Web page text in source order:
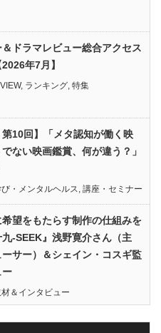
ドラマレビュー総合アクセス
年7月】
, ランキング 特集
第10回】「メタ認知が働く映
ない映画鑑賞、何が違う？」
・メンタルヘルス 講座・セミナー
希望をもたらす制作の仕組みを
-SEEK』浅野寛介さん（主
サー）＆シェイン・コスギ監
ー
＆インタビュー